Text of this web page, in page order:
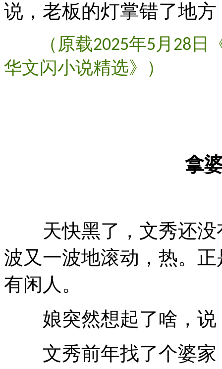
说，老板的灯掌错了地
（原载2025年5月 28 日
华文闪小说精选》）
拿
天快黑了，文秀还没
波又一波地滚动，热。
有闲人。
娘突然想起了啥，说
文秀前年找了个婆家